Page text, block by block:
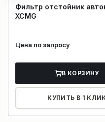
Фильтр отстойник
XCMG
Цена по запросу
В КОРЗИНУ
КУПИТЬ В 1